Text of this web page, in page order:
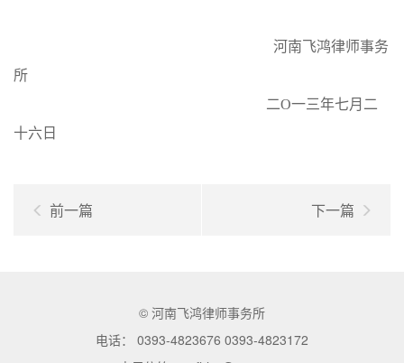
河南飞鸿律师事务
所
二O一三年七月二
十六日
前一篇 下一篇
© 河南飞鸿律师事务所
电话： 0393-4823676 0393-4823172